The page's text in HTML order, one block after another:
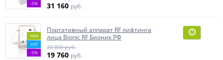
-5%
31 160 руб.
NEW
ХИТ
-5%
Портативный аппарат RF лифтинга
лица Bionic RF Бионик РФ
20 800 руб.
19 760 руб.